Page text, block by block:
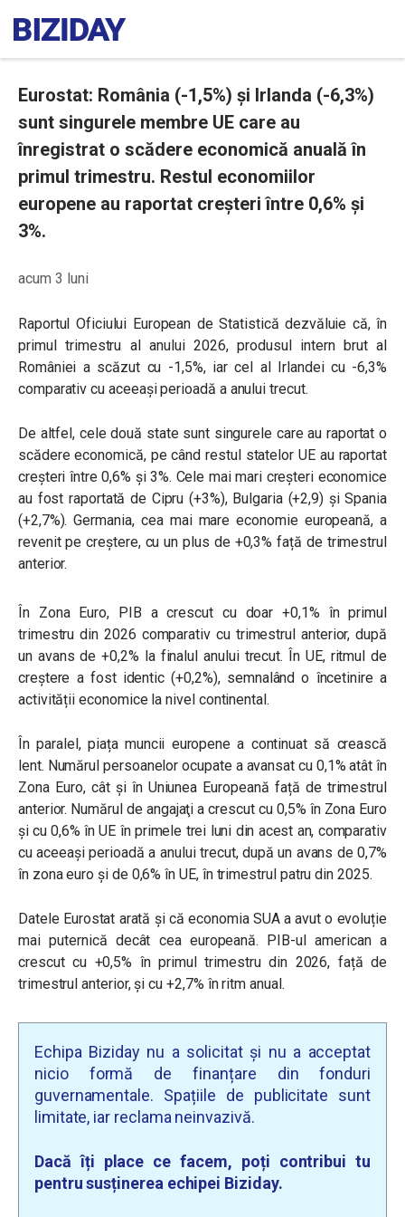
Eurostat: România (-1,5%) și Irlanda (-6,3%)
sunt singurele membre UE care au
înregistrat o scădere economică anuală în
primul trimestru. Restul economiilor
europene au raportat creșteri între 0,6% și
3%.
acum 3 luni
Raportul Oficiului European de Statistică dezvăluie că, în
primul trimestru al anului 2026, produsul intern brut al
României a scăzut cu -1,5%, iar cel al Irlandei cu -6,3%
comparativ cu aceeași perioadă a anului trecut.
De altfel, cele două state sunt singurele care au raportat o
scădere economică, pe când restul statelor UE au raportat
creșteri între 0,6% și 3%. Cele mai mari creșteri economice
au fost raportată de Cipru (+3%), Bulgaria (+2,9) și Spania
(+2,7%). Germania, cea mai mare economie europeană, a
revenit pe creștere, cu un plus de +0,3% față de trimestrul
anterior.
În Zona Euro, PIB a crescut cu doar +0,1% în primul
trimestru din 2026 comparativ cu trimestrul anterior, după
un avans de +0,2% la finalul anului trecut. În UE, ritmul de
creștere a fost identic (+0,2%), semnalând o încetinire a
activității economice la nivel continental.
În paralel, piața muncii europene a continuat să crească
lent. Numărul persoanelor ocupate a avansat cu 0,1% atât în
Zona Euro, cât și în Uniunea Europeană față de trimestrul
anterior. Numărul de angajaţi a crescut cu 0,5% în Zona Euro
și cu 0,6% în UE în primele trei luni din acest an, comparativ
cu aceeași perioadă a anului trecut, după un avans de 0,7%
în zona euro și de 0,6% în UE, în trimestrul patru din 2025.
Datele Eurostat arată și că economia SUA a avut o evoluție
mai puternică decât cea europeană. PIB-ul american a
crescut cu +0,5% în primul trimestru din 2026, față de
trimestrul anterior, și cu +2,7% în ritm anual.
Echipa Biziday nu a solicitat și nu a acceptat
nicio formă de finanțare din fonduri
guvernamentale. Spațiile de publicitate sunt
limitate, iar reclama neinvazivă.
Dacă îți place ce facem, poți contribui tu
pentru susținerea echipei Biziday.